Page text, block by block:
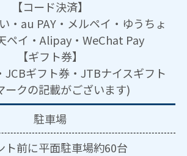
【コード決済】
・au PAY・メルペイ・ゆうちょ
ペイ・Alipay・WeChat Pay
【ギフト券】
JCBギフト券・JTBナイスギフト
ークの記載がございます)
駐車場
ト前に平面駐車場約60台